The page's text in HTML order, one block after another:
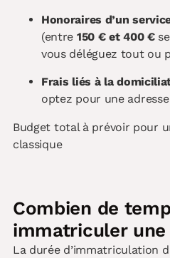
Honoraires d’un
(entre 150 € et 400 €
vous déléguez tout ou
Frais liés à la
optez pour une
Budget total à prévoir pour
classique
Combien de
immatriculer une
La durée d’immatriculation